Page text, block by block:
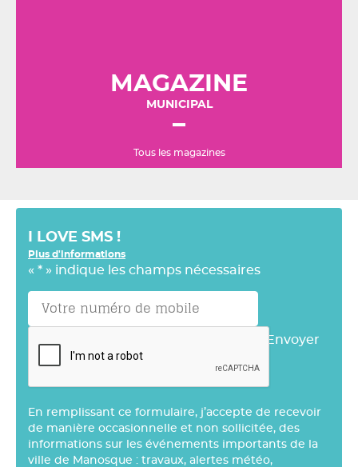
MAGAZINE
MUNICIPAL
Tous les magazines
I LOVE SMS !
Plus d'informations
« * » indique les champs nécessaires
Envoyer
En remplissant ce formulaire, j’accepte de recevoir
de manière occasionnelle et non sollicitée, des
informations sur les événements importants de la
ville de Manosque : travaux, alertes météo,